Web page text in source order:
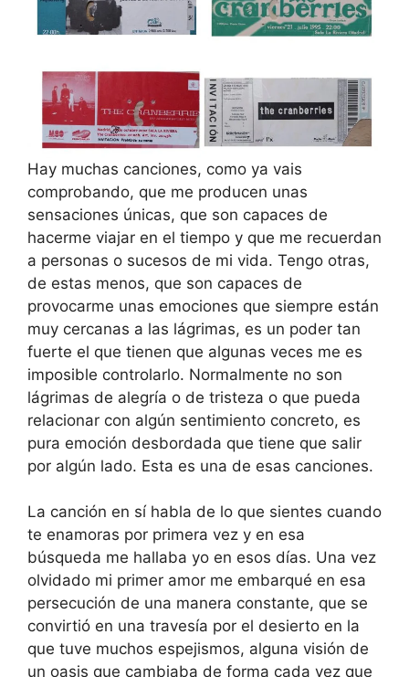
Hay muchas canciones, como ya vais
comprobando, que me producen unas
sensaciones únicas, que son capaces de
hacerme viajar en el tiempo y que me recuerdan
a personas o sucesos de mi vida. Tengo otras,
de estas menos, que son capaces de
provocarme unas emociones que siempre están
muy cercanas a las lágrimas, es un poder tan
fuerte el que tienen que algunas veces me es
imposible controlarlo. Normalmente no son
lágrimas de alegría o de tristeza o que pueda
relacionar con algún sentimiento concreto, es
pura emoción desbordada que tiene que salir
por algún lado. Esta es una de esas canciones.
La canción en sí habla de lo que sientes cuando
te enamoras por primera vez y en esa
búsqueda me hallaba yo en esos días. Una vez
olvidado mi primer amor me embarqué en esa
persecución de una manera constante, que se
convirtió en una travesía por el desierto en la
que tuve muchos espejismos, alguna visión de
un oasis que cambiaba de forma cada vez que